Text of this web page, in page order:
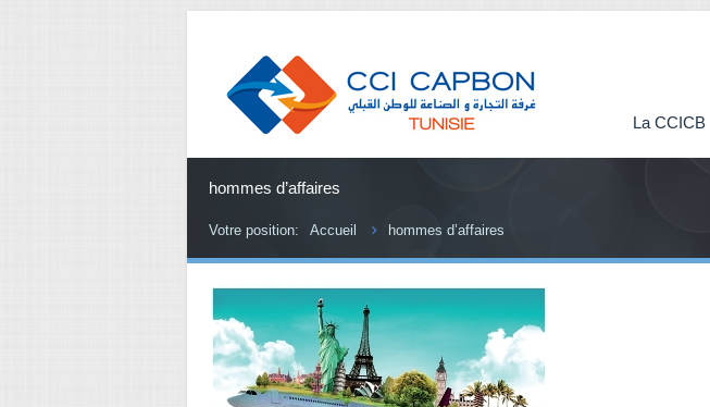
La CCICB
hommes d’affaires
Votre position: Accueil hommes d’affaires